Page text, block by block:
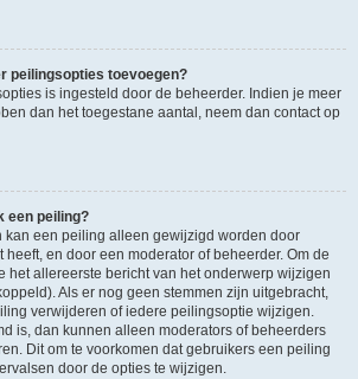
peilingsopties toevoegen?
is ingesteld door de beheerder. Indien je meer
dan het toegestane aantal, neem dan contact op
een peiling?
kan een peiling alleen gewijzigd worden door
en door een moderator of beheerder. Om de
het allereerste bericht van het onderwerp wijzigen
Als er nog geen stemmen zijn uitgebracht,
verwijderen of iedere peilingsoptie wijzigen.
is, dan kunnen alleen moderators of beheerders
Dit om te voorkomen dat gebruikers een peiling
door de opties te wijzigen.